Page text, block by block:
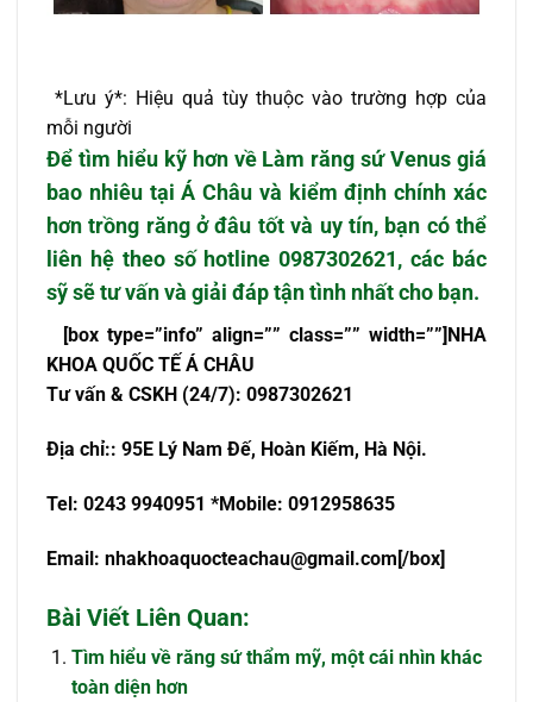
*Lưu ý*: Hiệu quả tùy thuộc vào trường hợp của
mỗi người
Để tìm hiểu kỹ hơn về Làm răng sứ Venus giá
bao nhiêutại Á Châu và kiểm định chính xác
hơntrồng răng ở đâu tốtvà uy tín, bạn có thể
liên hệ theo số hotline0987302621, các bác
sỹ sẽ tư vấn và giải đáp tận tình nhất cho bạn.
[box type=”info” align=”” class=”” width=””]NHA
KHOA QUỐC TẾ Á CHÂU
Tưvấn & CSKH (24/7): 0987302621
Địa chỉ:: 95E Lý Nam Đế, Hoàn Kiếm, Hà Nội.
Tel: 0243 9940951 *Mobile: 0912958635
Email: nhakhoaquocteachau@gmail.com [/box]
Bài Viết Liên Quan:
Tìm hiểu về răng sứ thẩm mỹ, một cái nhìn khác
toàn diện hơn